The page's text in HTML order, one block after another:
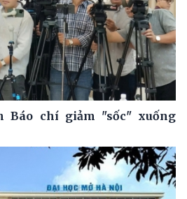
Báo chí giảm "sốc" xuống